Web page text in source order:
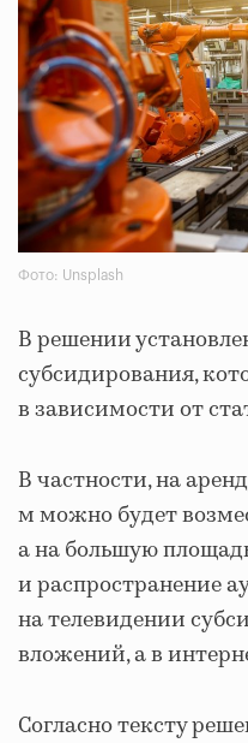
Фото: Unsplash
В решении
субсидирования,
в зависимости от
В частности, на
м можно будет
а на большую
и распространение
на телевидении
вложений, а в
Согласно тексту